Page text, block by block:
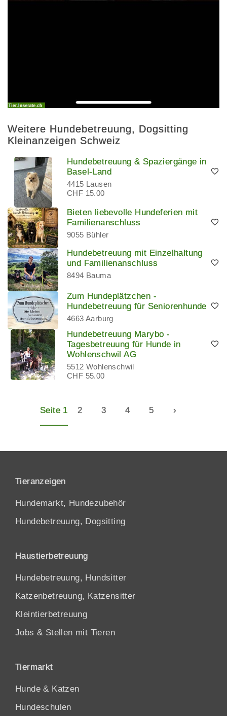
Weitere Hundebetreuung, Dogsitting
Kleinanzeigen Schweiz
Hundebetreuung & Spaziergänge in
Basel-Land
4415 Lausen
CHF 15.00
Bieten liebevolle Hundeferien mit
Familienanschluss
9055 Bühler
Hundebetreuung mit Einzelhaltung
und Familienanschluss
8494 Bauma
Zum Hundeplätzchen -
Hundebetreuung für Seniorenhunde
4663 Aarburg
Hundebetreuung Marybo -
Tagesbetreuung für Hunde in
Wohlenschwil AG
5512 Wohlenschwil
CHF 55.00
Seite 1 2 3 4 5 ›
Tieranzeigen
Hundemarkt, Hundezubehör
Hundebetreuung, Dogsitting
Haustierbetreuung
Hundebetreuung, Hundsitter
Katzenbetreuung, Katzensitter
Kleintierbetreuung
Jobs & Stellen mit Tieren
Tiermarkt
Hunde & Katzen
Hundeschulen